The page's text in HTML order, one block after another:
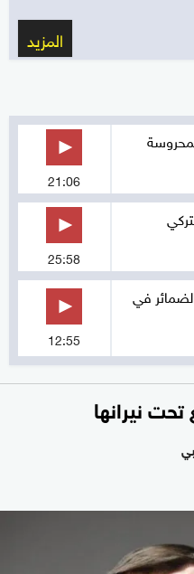
المزيد
21:06
25:58
في
12:55
نيرانها